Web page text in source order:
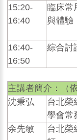
15:20-
16:40
臨床常
與體驗
16:40-
16:50
綜合討
主講者簡介：（
沈秉弘
台北榮
學會常
余先敏
台北榮